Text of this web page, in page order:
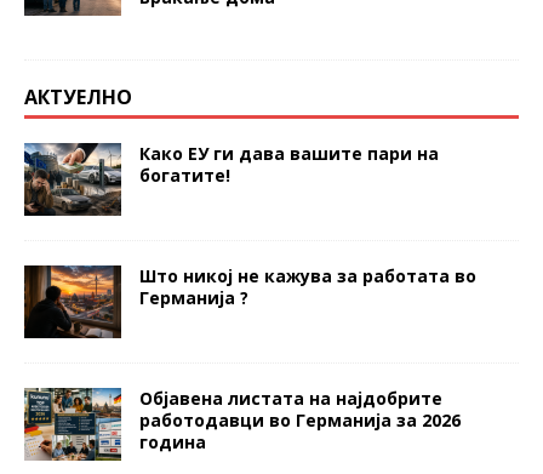
АКТУЕЛНО
Како ЕУ ги дава вашите пари на
богатите!
Што никој не кажува за работата во
Германија ?
Објавена листата на најдобрите
работодавци во Германија за 2026
година